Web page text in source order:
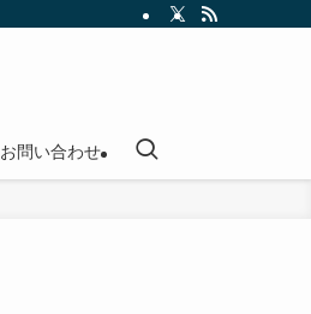
お問い合わせ